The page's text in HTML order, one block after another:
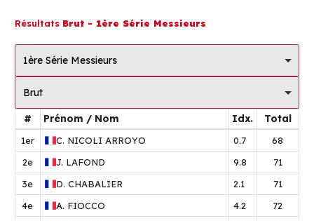
Résultats Brut - 1ère Série Messieurs
1ère Série Messieurs
Brut
# Prénom / Nom Idx. Total
1er C. NICOLI ARROYO 0.7
68
2e
J. LAFOND 9.8
71
3e
D. CHABALIER 2.1
71
4e
A. FIOCCO 4.2
72